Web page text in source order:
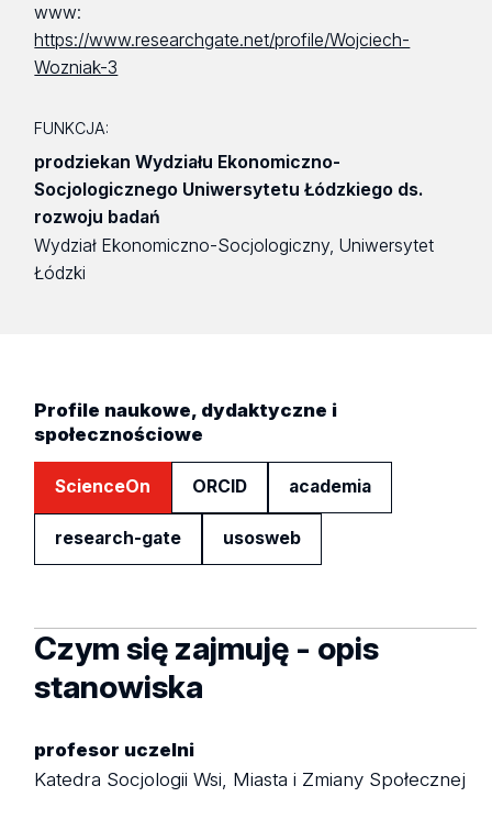
www:
https://www.researchgate.net/profile/Wojciech-
Wozniak-3
FUNKCJA:
prodziekan Wydziału Ekonomiczno-
Socjologicznego Uniwersytetu Łódzkiego ds.
rozwoju badań
Wydział Ekonomiczno-Socjologiczny, Uniwersytet
Łódzki
Profile naukowe, dydaktyczne i
społecznościowe
ScienceOn ORCID academia
research-gate usosweb
Czym się zajmuję - opis
stanowiska
profesor uczelni
Katedra Socjologii Wsi, Miasta i Zmiany Społecznej